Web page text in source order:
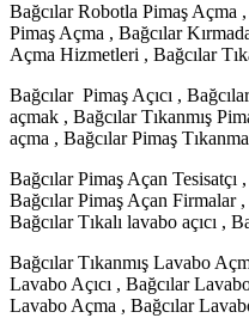
Bağcılar Robotla Pimaş Açma
Pimaş Açma , Bağcılar
Açma Hizmetleri , Bağcılar
Bağcılar Pimaş Açıcı ,
açmak , Bağcılar Tıkanmış
açma , Bağcılar Pimaş
Bağcılar Pimaş Açan Tesisatçı
Bağcılar Pimaş Açan Firmalar
Bağcılar Tıkalı lavabo açıcı ,
Bağcılar Tıkanmış Lavabo
Lavabo Açıcı , Bağcılar
Lavabo Açma , Bağcılar